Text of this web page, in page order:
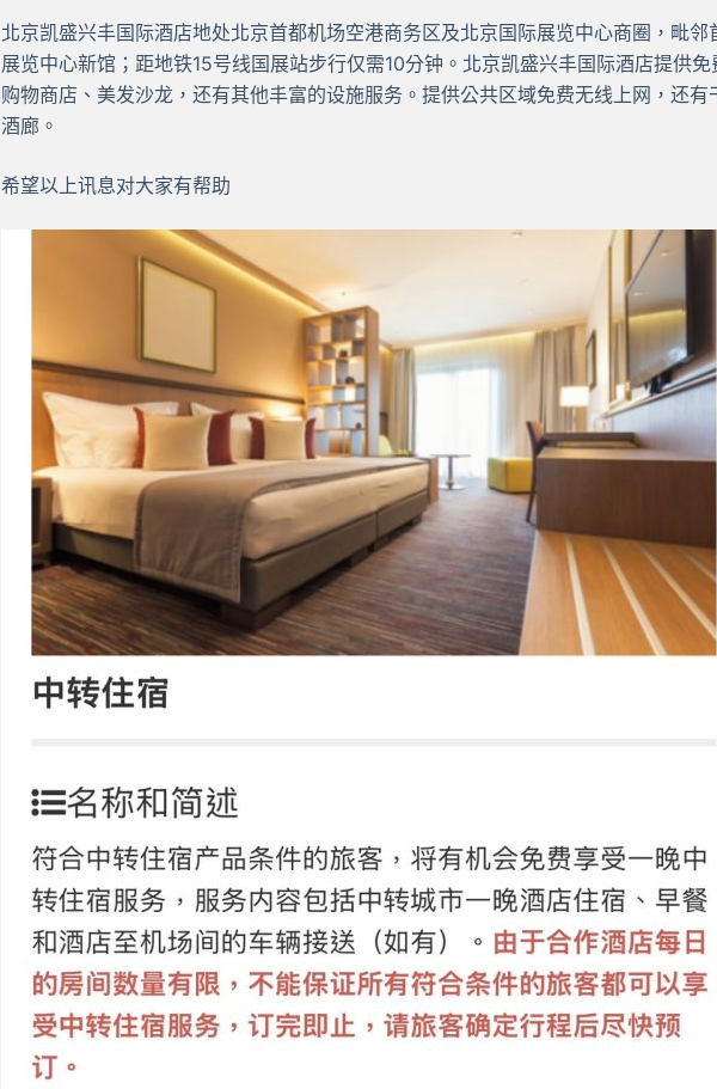
北京凯盛兴丰国际酒店地处北京首都机场空港商务区及北京国际展览中心商圈，毗邻
展览中心新馆；距地铁15号线国展站步行仅需10分钟。北京凯盛兴丰国际酒店提供
购物商店、美发沙龙，还有其他丰富的设施服务。提供公共区域免费无线上网，还
酒廊。
希望以上讯息对大家有帮助